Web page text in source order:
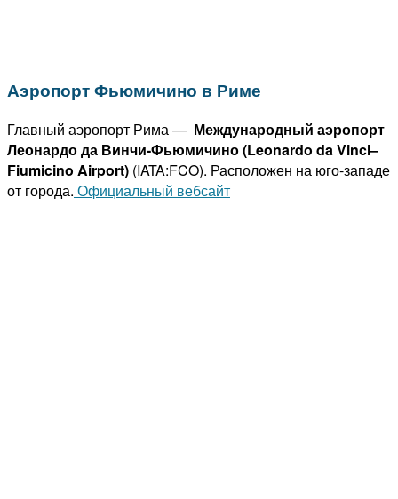
Аэропорт Фьюмичино в Риме
Главный аэропорт Рима — Международный аэропорт
Леонардо да Винчи-Фьюмичино(Leonardo da Vinci–
Fiumicino Airport) (IATA:FCO). Расположен на юго-западе
от города. Официальный вебсайт